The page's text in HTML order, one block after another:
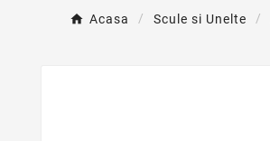
Acasa Scule si Unelte